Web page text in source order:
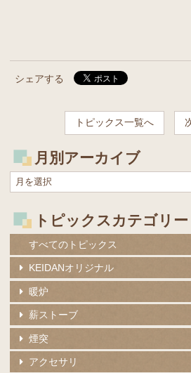
シェアする
トピックス一覧へ
月別アーカイブ
トピックスカテゴリー
すべてのトピックス
KEIDANオリジナル
暖炉
薪ストーブ
煙突
アクセサリ